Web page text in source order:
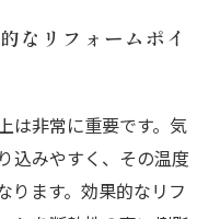
なリフォームポイ
は非常に重要です。気
込みやすく、その温度
ります。効果的なリフ